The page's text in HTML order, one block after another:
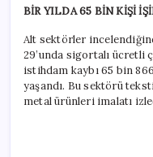
BİR YILDA 65 BİN KİŞİ
Alt sektörler
29’unda sigortalı ücretli
istihdam kaybı 65 bin
yaşandı. Bu sektörü
metal ürünleri imalatı